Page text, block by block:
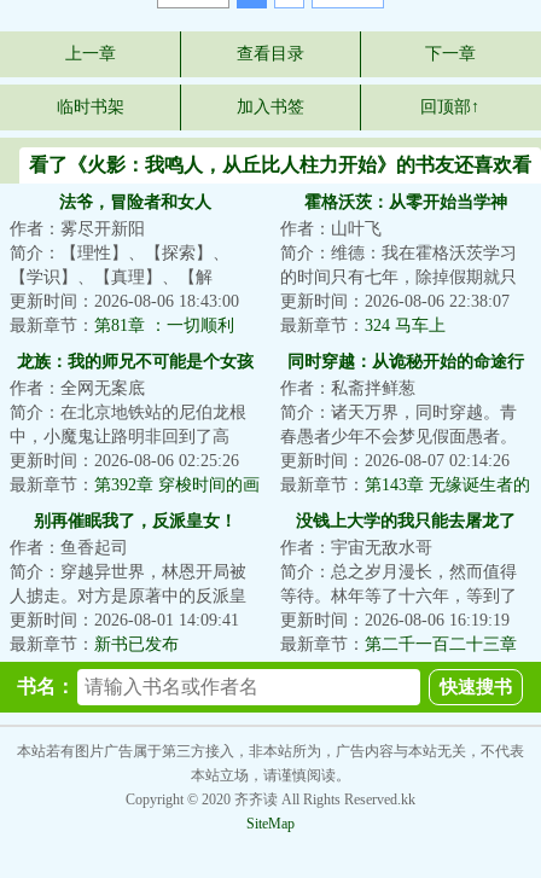
上一章 查看目录 下一章
临时书架 加入书签 回顶部↑
看了《火影：我鸣人，从丘比人柱力开始》的书友还喜欢看
法爷，冒险者和女人
作者：雾尽开新阳
简介：【理性】、【探索】、
【学识】、【真理】、【解
构】、【元素】让李维从只会扔
法术的元素蛮子，蜕变...
更新时间：2026-08-06 18:43:00
最新章节： 第81章 ：一切顺利
霍格沃茨：从零开始当学神
作者：山叶飞
简介：维德：我在霍格沃茨学习
的时间只有七年，除掉假期就只
有周！即使一周就能吃透一本
书，周也不过才本...
更新时间：2026-08-06 22:38:07
最新章节： 324 马车上
龙族：我的师兄不可能是个女孩
作者：全网无案底
简介：在北京地铁站的尼伯龙根
中，小魔鬼让路明非回到了高
中。他被破碎不完整的记忆影
响，比曾经更衰。这...
更新时间：2026-08-06 02:25:26
最新章节： 第392章 穿梭时间的画
面的钟
同时穿越：从诡秘开始的命途行
者
作者：私斋拌鲜葱
简介：诸天万界，同时穿越。青
春愚者少年不会梦见假面愚者。
当唯物主义天使看见神话生物。
现在登场的是史...
更新时间：2026-08-07 02:14:26
最新章节： 第143章 无缘诞生者的
大卢恩
别再催眠我了，反派皇女！
作者：鱼香起司
简介：穿越异世界，林恩开局被
人掳走。对方是原著中的反派皇
女，要拿他做催眠实验。为了活
命，林恩不得不...
更新时间：2026-08-01 14:09:41
最新章节： 新书已发布
没钱上大学的我只能去屠龙了
作者：宇宙无敌水哥
简介：总之岁月漫长，然而值得
等待。林年等了十六年，等到了
卡塞尔之门的召唤，等来荒诞无
稽、热血放纵的...
更新时间：2026-08-06 16:19:19
最新章节： 第二千一百二十三章
：公开
书名：
本站若有图片广告属于第三方接入，非本站所为，广告内容与本站无关，不代表
本站立场，请谨慎阅读。
Copyright © 2020 齐齐读 All Rights Reserved.kk
SiteMap